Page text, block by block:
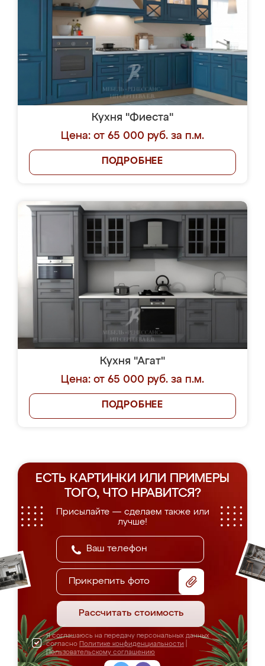
Кухня "Фиеста"
Цена: от 65 000 руб. за п.м.
ПОДРОБНЕЕ
Кухня "Агат"
Цена: от 65 000 руб. за п.м.
ПОДРОБНЕЕ
ЕСТЬ КАРТИНКИ ИЛИ ПРИМЕРЫ
ТОГО, ЧТО НРАВИТСЯ?
Присылайте — сделаем также или
лучше!
Прикрепить фото
Рассчитать стоимость
Я соглашаюсь на передачу персональных данных
согласно Политике конфиденциальности
Пользовательскому соглашению